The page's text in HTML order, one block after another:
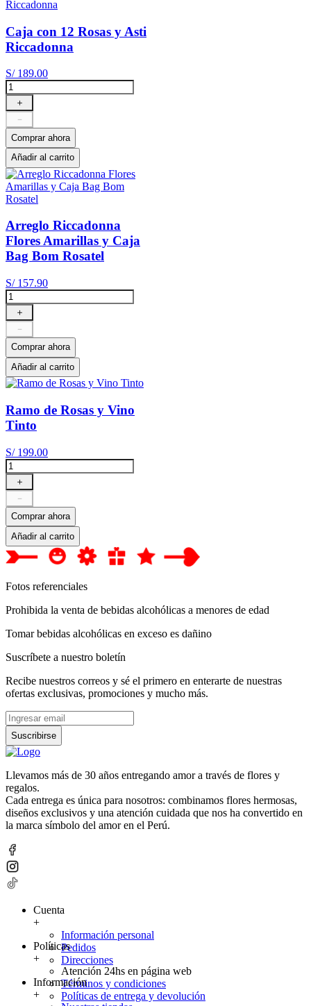
Caja con 12 Rosas y Asti
Riccadonna
S/ 189.00
＋
－
Comprar ahora
Añadir al carrito
Arreglo Riccadonna
Flores Amarillas y Caja
Bag Bom Rosatel
S/ 157.90
＋
－
Comprar ahora
Añadir al carrito
Ramo de Rosas y Vino
Tinto
S/ 199.00
＋
－
Comprar ahora
Añadir al carrito
Fotos referenciales
Prohibida la venta de bebidas alcohólicas a menores de edad
Tomar bebidas alcohólicas en exceso es dañino
Suscríbete a nuestro boletín
Recibe nuestros correos y sé el primero en enterarte de nuestras
ofertas exclusivas, promociones y mucho más.
Suscribirse
Llevamos más de 30 años entregando amor a través de flores y
regalos.
Cada entrega es única para nosotros: combinamos flores hermosas,
diseños exclusivos y una atención cuidada que nos ha convertido en
la marca símbolo del amor en el Perú.
Cuenta
+
Información personal
Pedidos
Direcciones
Políticas
+
Atención 24hs en página web
Términos y condiciones
Políticas de entrega y devolución
Información
+